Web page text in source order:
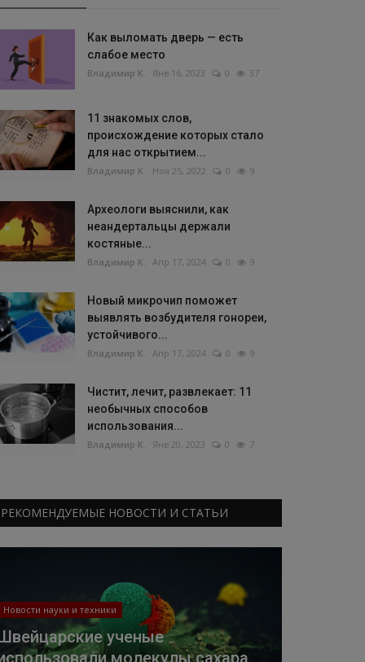
Как выломать дверь — есть
слабое место
Владимир К. Янв 16, 2023 0 37
11 знакомых слов,
происхождение которых стало
для нас открытием...
Владимир К. Ноя 25, 2022 0 9
Археологи выяснили, как
неандертальцы держали
костяные...
Владимир К. Апр 17, 2024 0 9
Новый микрочип поможет
выявлять возбудителя гонореи,
устойчивого...
Владимир К. Апр 17, 2024 0 9
Чистит, лечит, развлекает: 11
необычных способов
использования...
Владимир К. Янв 20, 2023 0 7
РЕКОМЕНДУЕМЫЕ НОВОСТИ И СТАТЬИ
Новости науки и техники
ученые
молекулы сахара